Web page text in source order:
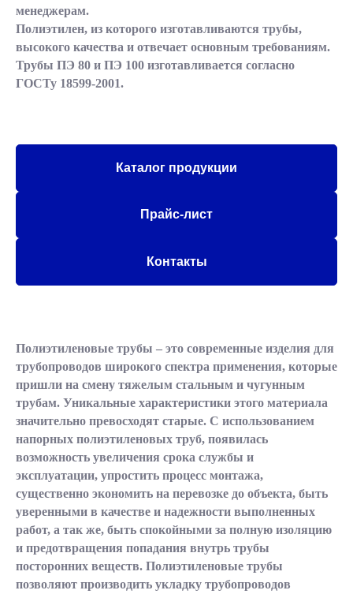
менеджерам.
Полиэтилен, из которого изготавливаются трубы,
высокого качества и отвечает основным требованиям.
Трубы ПЭ 80 и ПЭ 100 изготавливается согласно
ГОСТу 18599-2001.
Каталог продукции
Прайс-лист
Контакты
Полиэтиленовые трубы – это современные изделия для
трубопроводов широкого спектра применения, которые
пришли на смену тяжелым стальным и чугунным
трубам. Уникальные характеристики этого материала
значительно превосходят старые. С использованием
напорных полиэтиленовых труб, появилась
возможность увеличения срока службы и
эксплуатации, упростить процесс монтажа,
существенно экономить на перевозке до объекта, быть
уверенными в качестве и надежности выполненных
работ, а так же, быть спокойными за полную изоляцию
и предотвращения попадания внутрь трубы
посторонних веществ. Полиэтиленовые трубы
позволяют производить укладку трубопроводов